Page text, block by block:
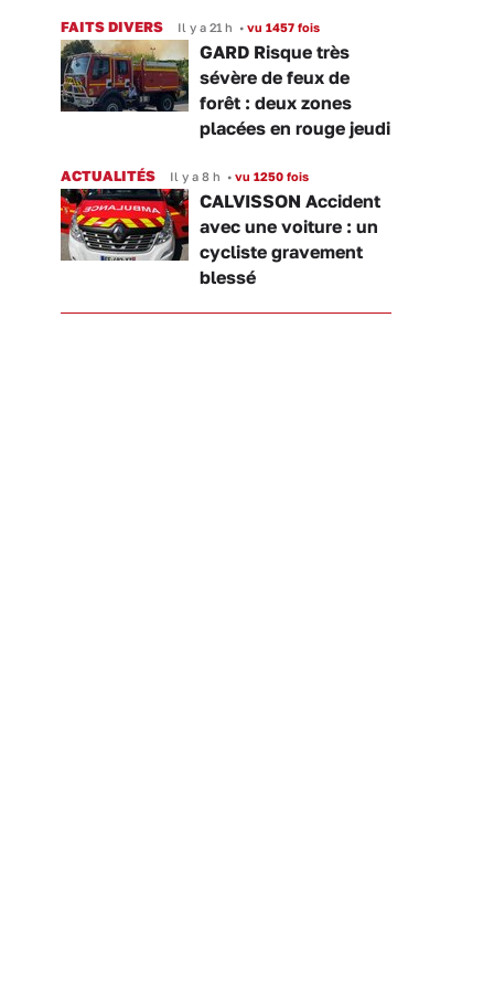
FAITS DIVERS Il y a 21 h • vu 1457 fois
GARD Risque très
sévère de feux de
forêt : deux zones
placées en rouge jeudi
ACTUALITÉS Il y a 8 h • vu 1250 fois
CALVISSON Accident
avec une voiture : un
cycliste gravement
blessé